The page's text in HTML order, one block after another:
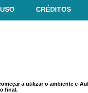
CRÉDITOS
a utilizar o ambiente e-
final.